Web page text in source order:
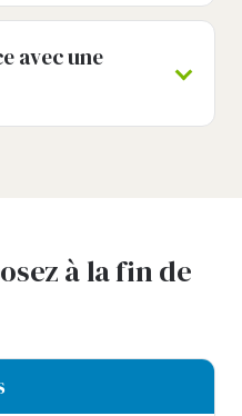
avec une
à la fin de